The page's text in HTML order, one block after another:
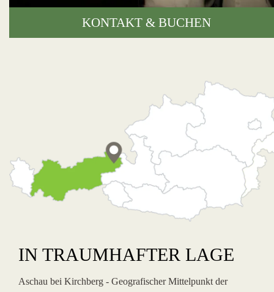
KONTAKT & BUCHEN
IN TRAUMHAFTER LAGE
Aschau bei Kirchberg - Geografischer Mittelpunkt der